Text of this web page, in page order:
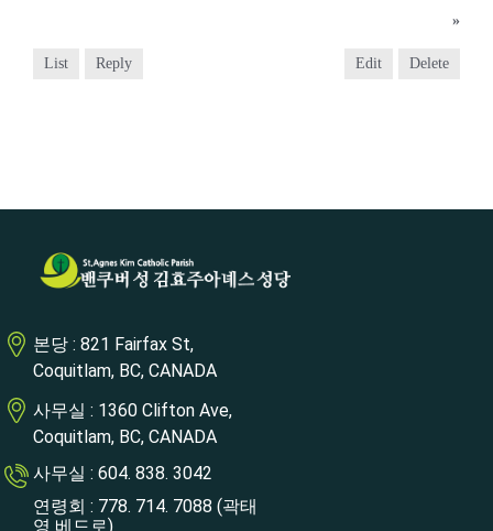
»
List Reply Edit Delete
본당 : 821 Fairfax St,
Coquitlam, BC, CANADA
사무실 : 1360 Clifton Ave,
Coquitlam, BC, CANADA
사무실 : 604. 838. 3042
연령회 : 778. 714. 7088 (곽태
영 베드로)